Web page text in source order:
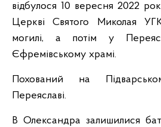
відбулося 10 вересня 2022
Церкві Святого Миколая
могилі, а потім у
Єфремівському храмі.
Похований на
Переяславі.
В Олександра залишилися